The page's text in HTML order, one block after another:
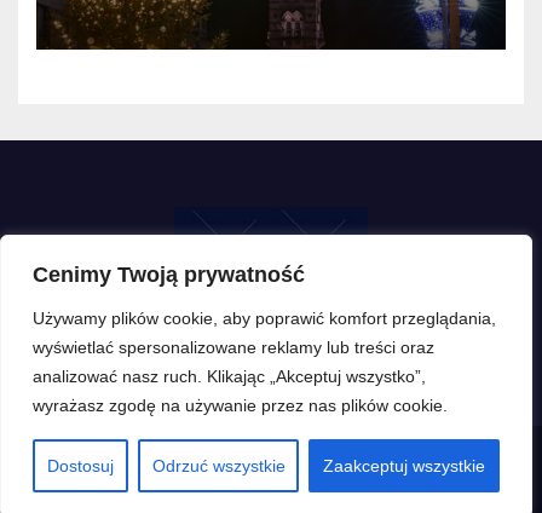
Cenimy Twoją prywatność
Używamy plików cookie, aby poprawić komfort przeglądania,
wyświetlać spersonalizowane reklamy lub treści oraz
analizować nasz ruch. Klikając „Akceptuj wszystko”,
wyrażasz zgodę na używanie przez nas plików cookie.
Dostosuj Odrzuć wszystkie Zaakceptuj wszystkie
Proudly powered by WordPress|Theme: Newsup by Themeansar